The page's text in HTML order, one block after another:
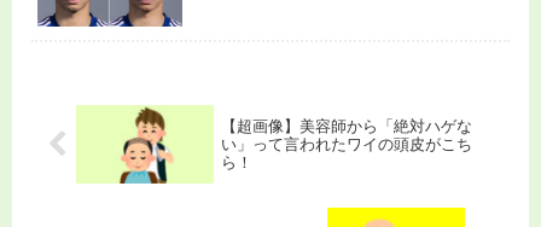
【超画像】美容師から「絶対ハゲな
い」って言われたワイの頭皮がこち
ら！